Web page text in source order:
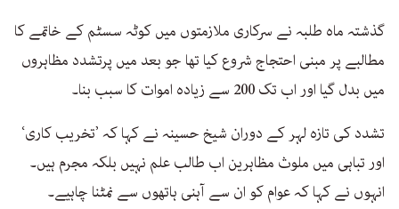
گذشتہ ماہ طلبہ نے سرکاری ملازمتوں میں کوٹہ سسٹم کے خاتمے کا
مطالبے پر مبنی احتجاج شروع کیا تھا جو بعد میں پرتشدد مظاہروں
میں بدل گیا اور اب تک 200 سے زیادہ اموات کا سبب بنا۔
تشدد کی تازہ لہر کے دوران شیخ حسینہ نے کہا کہ ’تخریب کاری‘
اور تباہی میں ملوث مظاہرین اب طالب علم نہیں بلکہ مجرم ہیں۔
انہوں نے کہا کہ عوام کو ان سے آہنی ہاتھوں سے نمٹنا چاہیے۔